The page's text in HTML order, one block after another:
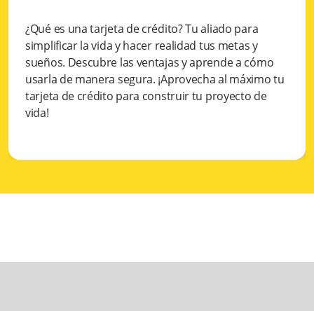
¿Qué es una tarjeta de crédito? Tu aliado para
simplificar la vida y hacer realidad tus metas y
sueños. Descubre las ventajas y aprende a cómo
usarla de manera segura. ¡Aprovecha al máximo tu
tarjeta de crédito para construir tu proyecto de
vida!